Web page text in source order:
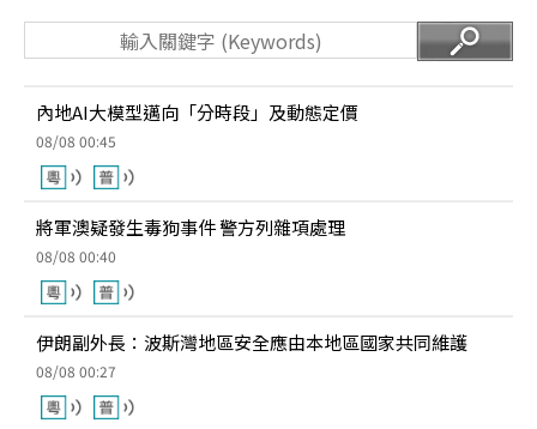
內地AI大模型邁向「分時段」及動態定價
08/08 00:45
將軍澳疑發生毒狗事件 警方列雜項處理
08/08 00:40
伊朗副外長：波斯灣地區安全應由本地區國家共同維護
08/08 00:27